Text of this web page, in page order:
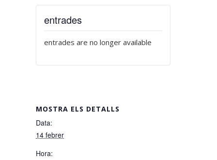
MOSTRA ELS DETALLS
Data:
14 febrer
Hora:
entrades
entrades are no longer available